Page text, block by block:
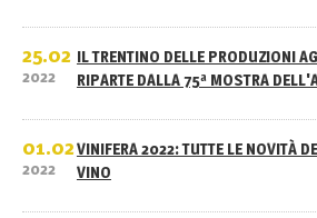
25.02
2022
IL TRENTINO DELLE PRODUZIONI
RIPARTE DALLA 75ª MOSTRA
01.02
2022
VINIFERA 2022: TUTTE LE NOVITÀ
VINO